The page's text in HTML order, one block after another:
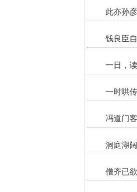
此亦孙
钱良臣
一日，
一时哄传
冯道门
洞庭湖
僧齐已